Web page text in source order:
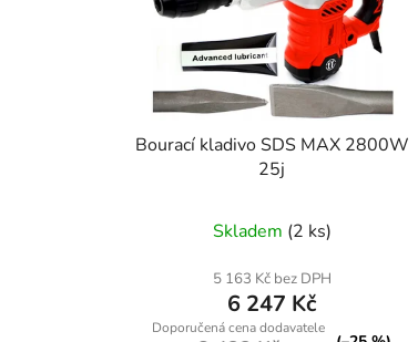
Bourací kladivo SDS MAX 2800W
25j
Skladem (2 ks)
5 163 Kč bez DPH
6 247 Kč